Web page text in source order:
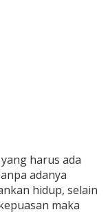
harus ada
adanya
hidup, selain
maka